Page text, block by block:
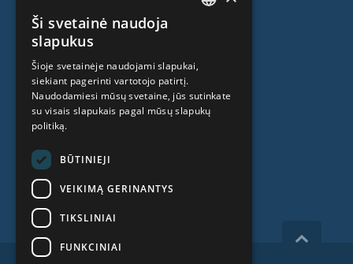
Kamieninių ląstelių centras
Kas mes esame
Specialistai
Kainos
Kontaktai
LITHUANIAN
Ši svetainė naudoja
slapukus
Šioje svetainėje naudojami slapukai,
siekiant pagerinti vartotojo patirtį.
Naudodamiesi mūsų svetaine, jūs sutinkate
su visais slapukais pagal mūsų slapukų
politiką.
BŪTINIEJI
VEIKIMĄ GERINANTYS
TIKSLINIAI
FUNKCINIAI